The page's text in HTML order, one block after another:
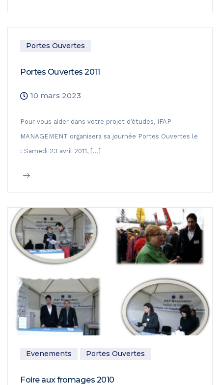
Portes Ouvertes
Portes Ouvertes 2011
10 mars 2023
Pour vous aider dans votre projet d’études, IFAP
MANAGEMENT organisera sa journée Portes Ouvertes le
: Samedi 23 avril 2011, […]
Evenements Portes Ouvertes
Foire aux fromages 2010